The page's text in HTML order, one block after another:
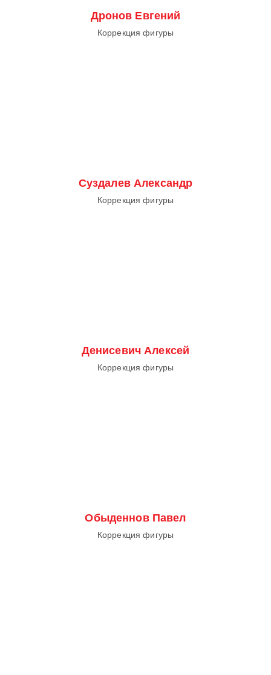
Дронов Евгений
Коррекция фигуры
Суздалев Александр
Коррекция фигуры
Денисевич Алексей
Коррекция фигуры
Обыденнов Павел
Коррекция фигуры